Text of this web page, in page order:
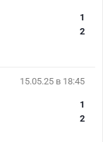
1
2
15.05.25 в 18:45
1
2